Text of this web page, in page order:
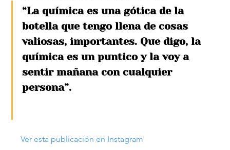
“La química es una gótica de la
botella que tengo llena de cosas
valiosas, importantes. Que digo, la
química es un puntico y la voy a
sentir mañana con cualquier
persona”.
Ver esta publicación en Instagram